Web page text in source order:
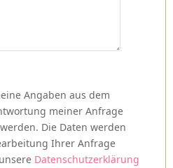
Angaben aus dem
meiner Anfrage
Die Daten werden
Ihrer Anfrage
Datenschutzerklärung